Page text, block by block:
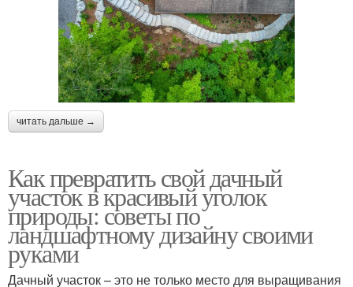
читать дальше →
Как превратить свой дачный
участок в красивый уголок
природы: советы по
ландшафтному дизайну своими
руками
Дачный участок – это не только место для выращивания